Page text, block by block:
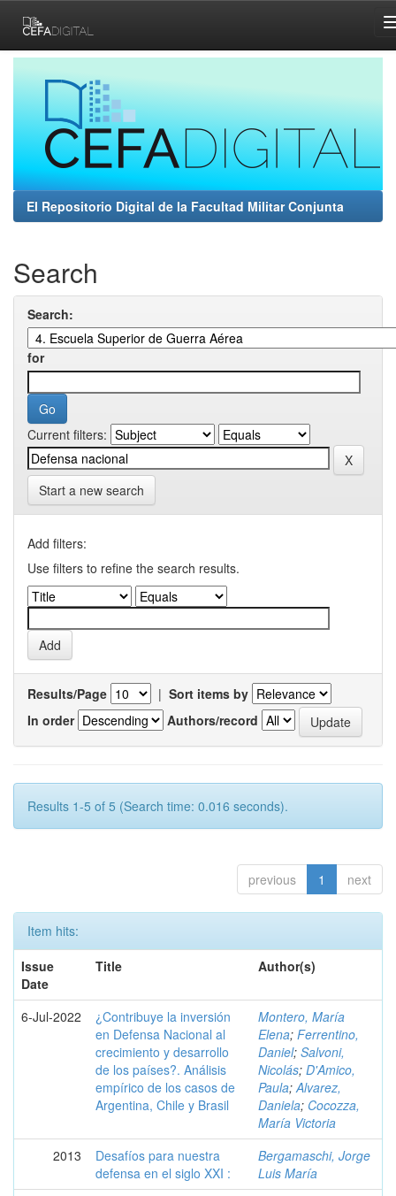
navigation
El Repositorio Digital de la Facultad Militar Conjunta
Search
Search:
for
Current filters:
Start a new search
Add filters:
Use filters to refine the search results.
Results/Page | Sort items by
In order
Authors/record
Results 1-5 of 5 (Search time: 0.016 seconds).
previous 1 next
Item hits:
Issue
Date
Title Author(s)
6-Jul-2022
¿Contribuye la inversión
en Defensa Nacional al
crecimiento y desarrollo
de los países?. Análisis
empírico de los casos de
Argentina, Chile y Brasil
Montero, María
Elena; Ferrentino,
Daniel; Salvoni,
Nicolás; D'Amico,
Paula;Alvarez,
Daniela; Cocozza,
María Victoria
2013
Desafíos para nuestra
defensa en el siglo XXI :
Bergamaschi, Jorge
Luis María